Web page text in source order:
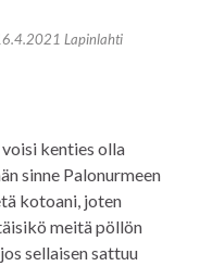
Lapinlahti
kenties olla
sinne Palonurmeen
kotoani, joten
meitä pöllön
sellaisen sattuu